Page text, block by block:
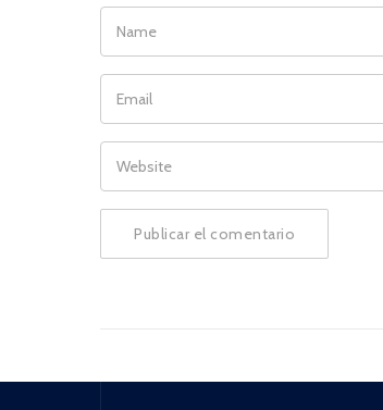
NAME
EMAIL
WEBSITE